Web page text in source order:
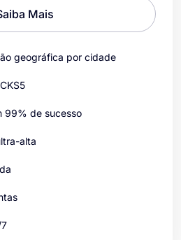
Mais
geográfica por cidade
99% de sucesso
alta